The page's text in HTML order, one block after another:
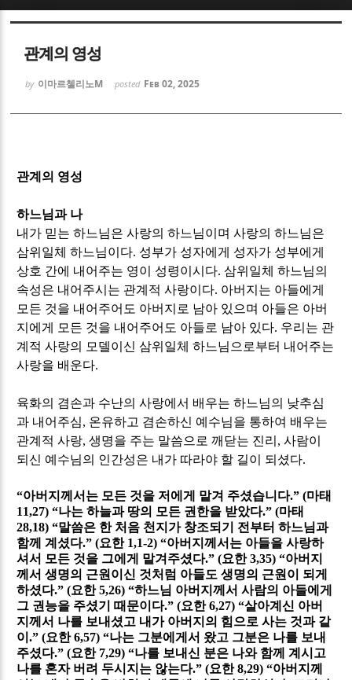
관계의 영성
by 이마르첼리노M posted Feb 02, 2025
관계의 영성
하느님과 나
내가 믿는 하느님은 사랑의 하느님이며 사랑의 하느님은
삼위일체 하느님이다. 성부가 성자에게 성자가 성부에게
상호 간에 내어주는 영이 성령이시다.삼위일체 하느님의
속성은 내어주시는 관계적 사랑이다. 아버지는 아들에게
모든 것을 내어주어도 아버지로 남아 있으며 아들은 아버
지에게 모든 것을 내어주어도 아들로 남아 있다. 우리는 관
계적 사랑의 모델이신 삼위일체 하느님으로부터 내어주는
사랑을 배운다.
육화의 겸손과 수난의 사랑에서 배우는 하느님의 낮추심
과 내어주심, 온유하고 겸손하신 예수님을 통하여 배우는
관계적 사랑,생명을 주는 말씀으로 깨닫는 진리 ,사람이
되신 예수님의 인간성은 내가 따라야 할 길이 되셨다.
“아버지께서는 모든 것을 저에게 맡겨 주셨습니다.” (마태
11,27) “나는 하늘과 땅의 모든 권한을 받았다.” (마태
28,18) “말씀은 한 처음 천지가 창조되기 전부터 하느님과
함께 계셨다.” (요한 1,1-2) “아버지께서는 아들을 사랑하
셔서 모든 것을 그에게 맡겨주셨다.” (요한3,35) “아버지
께서 생명의 근원이신 것처럼 아들도 생명의 근원이 되게
하셨다.” (요한5,26) “하느님 아버지께서 사람의 아들에게
그 권능을 주셨기 때문이다.” (요한6,27) “살아계신 아버
지께서 나를 보내셨고 내가 아버지의 힘으로 사는 것과 같
이.” (요한6,57) “나는 그분에게서 왔고 그분은 나를 보내
주셨다.” (요한 7,29) “나를 보내신 분은 나와 함께 계시고
나를 혼자 버려 두시지는 않는다.” (요한8,29) “아버지께
Sketchbook5, 스케치북5
Sketchbook5, 스케치북5
Sketchbook5, 스케치북5
Sketchbook5, 스케치북5